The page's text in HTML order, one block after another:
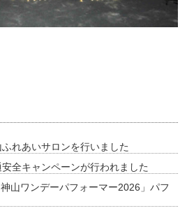
れあいサロンを行いました
全キャンペーンが行われました
山ワンデーパフォーマー2026」パフ